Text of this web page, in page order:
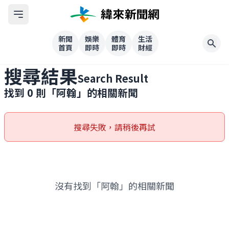
新聞
首頁
娛樂
即時
體育
即時
生活
財經
搜尋結果Search Result
找到 0 則「阿翰」的相關新聞
搜尋失敗，請稍後再試
沒有找到「阿翰」的相關新聞